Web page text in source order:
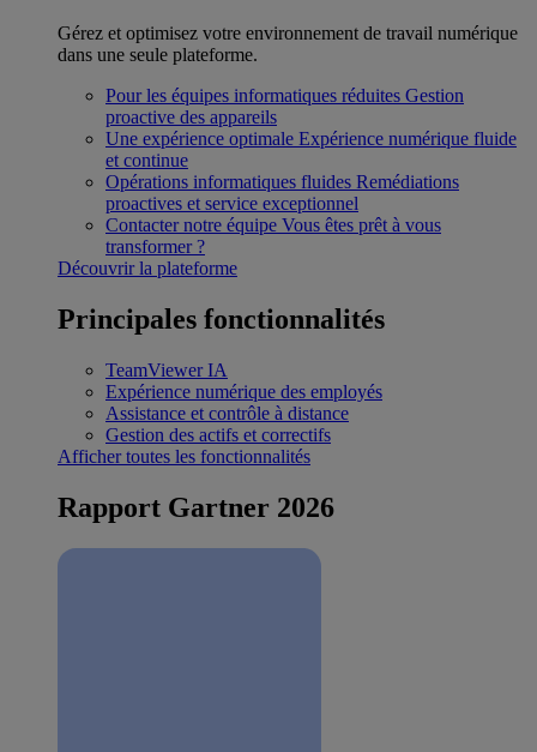
Gérez et optimisez votre environnement de travail numérique
dans une seule plateforme.
Pour les équipes informatiques réduites Gestion
proactive des appareils
Une expérience optimale Expérience numérique fluide
et continue
Opérations informatiques fluides Remédiations
proactives et service exceptionnel
Contacter notre équipe Vous êtes prêt à vous
transformer ?
Découvrir la plateforme
Principales fonctionnalités
TeamViewer IA
Expérience numérique des employés
Assistance et contrôle à distance
Gestion des actifs et correctifs
Afficher toutes les fonctionnalités
Rapport Gartner 2026